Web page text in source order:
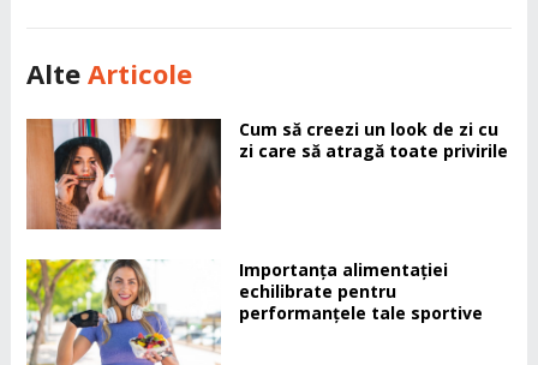
Alte Articole
Cum să creezi un look de zi cu
zi care să atragă toate privirile
Importanța alimentației
echilibrate pentru
performanțele tale sportive